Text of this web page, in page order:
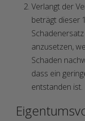
Verlangt der
beträgt dieser
anzusetzen,
Schaden
dass ein
entstanden ist.